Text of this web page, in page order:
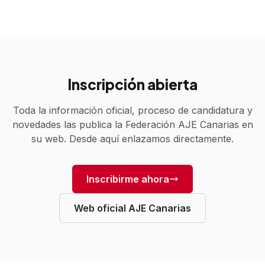
Inscripción abierta
Toda la información oficial, proceso de candidatura y
novedades las publica la Federación AJE Canarias en
su web. Desde aquí enlazamos directamente.
Inscribirme ahora
Web oficial AJE Canarias